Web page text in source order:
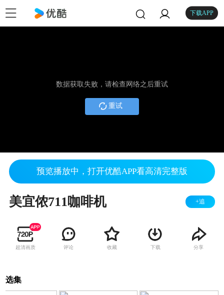
下载APP
数据获取失败，请检查网络之后重试
重试
预览播放中，打开优酷APP看高清完整版
美宜侬711咖啡机 +追
超清画质 评论 收藏 下载 分享
选集